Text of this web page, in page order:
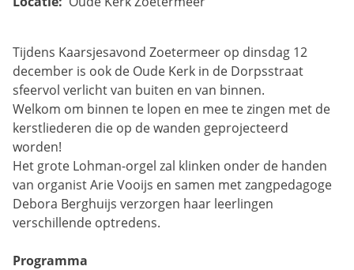
Tijdens Kaarsjesavond Zoetermeer op dinsdag 12
december is ook de Oude Kerk in de Dorpsstraat
sfeervol verlicht van buiten en van binnen.
Welkom om binnen te lopen en mee te zingen met de
kerstliederen die op de wanden geprojecteerd
worden!
Het grote Lohman-orgel zal klinken onder de handen
van organist Arie Vooijs en samen met zangpedagoge
Debora Berghuijs verzorgen haar leerlingen
verschillende optredens.
Programma